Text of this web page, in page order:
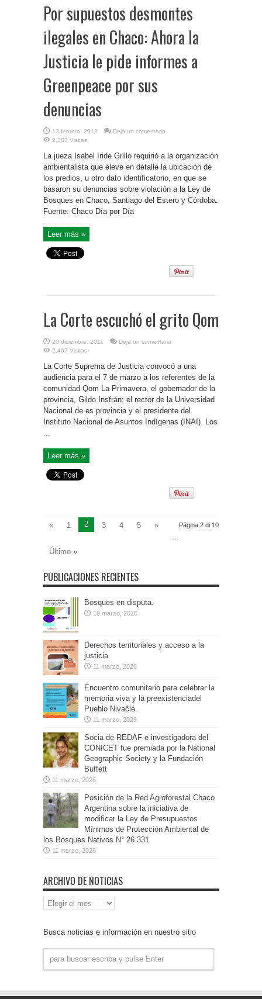
Por supuestos desmontes
ilegales en Chaco: Ahora la
Justicia le pide informes a
Greenpeace por sus
denuncias
13 febrero, 2012
Deja un comentario
2,383 Visitas
La jueza Isabel Iride Grillo requirió a la organización
ambientalista que eleve en detalle la ubicación de
los predios, u otro dato identificatorio, en que se
basaron su denuncias sobre violación a la Ley de
Bosques en Chaco, Santiago del Estero y Córdoba.
Fuente: Chaco Día por Día
Leer más »
La Corte escuchó el grito Qom
20 diciembre, 2011
Deja un comentario
2,467 Visitas
La Corte Suprema de Justicia convocó a una
audiencia para el 7 de marzo a los referentes de la
comunidad Qom La Primavera, el gobernador de la
provincia, Gildo Insfrán; el rector de la Universidad
Nacional de es provincia y el presidente del
Instituto Nacional de Asuntos Indígenas (INAI). Los
Leer más »
Página 2 di 10
« 1 2 3 4 5
»
Último »
PUBLICACIONES RECIENTES
Bosques en disputa.
19 marzo, 2026
Derechos territoriales y acceso a la
justicia
11 marzo, 2026
Encuentro comunitario para celebrar la
memoria viva y la preexistenciadel
Pueblo Nivaĉlé.
11 marzo, 2026
Socia de REDAF e investigadora del
CONICET fue premiada por la National
Geographic Society y la Fundación
Buffett
11 marzo, 2026
Posición de la Red Agroforestal Chaco
Argentina sobre la iniciativa de
modificar la Ley de Presupuestos
Mínimos de Protección Ambiental de
los Bosques Nativos N° 26.331
11 marzo, 2026
ARCHIVO DE NOTICIAS
Archivo
de
Busca noticias e información en nuestro sitio